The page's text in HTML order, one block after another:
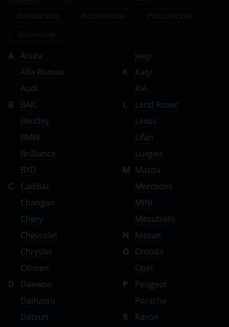
A
Acura
Alfa Romeo
Audi
B
BAIC
Bentley
BMW
Brilliance
BYD
C
Cadillac
Changan
Chery
Chevrolet
Chrysler
Citroen
D
Daewoo
Daihatsu
Datsun
Jeep
K
Kaiyi
KIA
L
Land Rover
Lexus
Lifan
Luxgen
M Mazda
Mercedes
MINI
Mitsubishi
N
Nissan
O
Omoda
Opel
P
Peugeot
Porsche
R
Ravon